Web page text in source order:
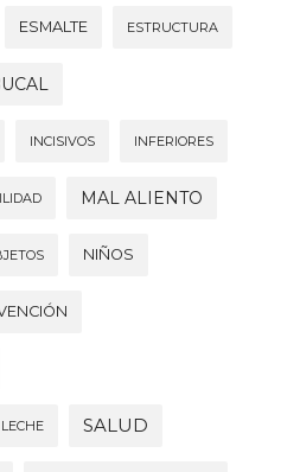
ESMALTE ESTRUCTURA
INCISIVOS INFERIORES
MAL ALIENTO
NIÑOS
SALUD